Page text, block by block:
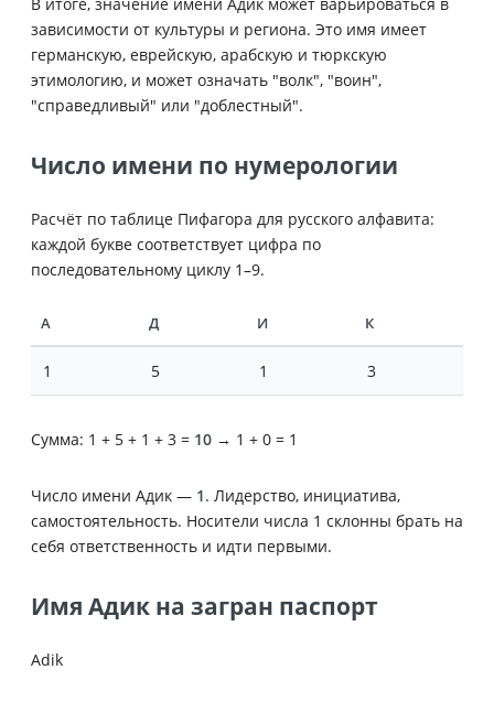
зависимости от культуры и региона. Это имя имеет
германскую, еврейскую, арабскую и тюркскую
этимологию, и может означать "волк", "воин",
"справедливый" или "доблестный".
Число имени по нумерологии
Расчёт по таблице Пифагора для русского алфавита:
каждой букве соответствует цифра по
последовательному циклу 1–9.
А Д И К
1 5 1 3
Сумма: 1 + 5 + 1 + 3 = 10 → 1 + 0 = 1
Число имени Адик — 1. Лидерство, инициатива,
самостоятельность. Носители числа 1 склонны брать на
себя ответственность и идти первыми.
Имя Адик на загран паспорт
Adik